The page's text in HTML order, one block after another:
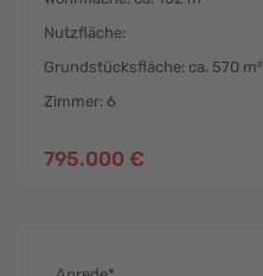
Nutzfläche:
Grundstücksfläche: ca. 570 m²
Zimmer: 6
795.000 €